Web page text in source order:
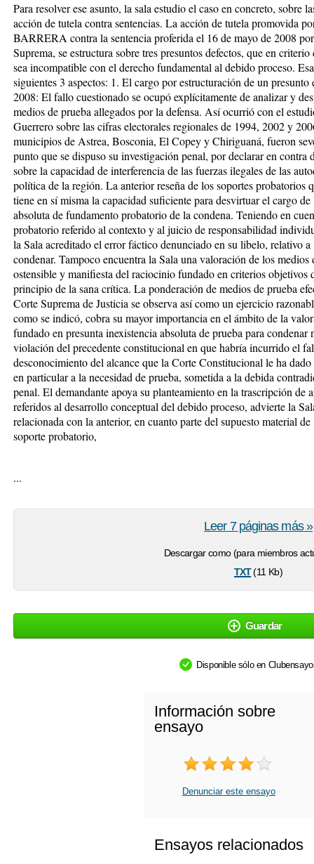
Para resolver ese asunto, la sala estudio el caso en concreto, sobre
acción de tutela contra sentencias. La acción de tutela
BARRERA contra la sentencia proferida el 16 de mayo de 2008
Suprema, se estructura sobre tres presuntos defectos, que en
sea incompatible con el derecho fundamental al debido proceso.
siguientes 3 aspectos: 1. El cargo por estructuración de un
2008: El fallo cuestionado se ocupó explícitamente de analizar y
medios de prueba allegados por la defensa. Así ocurrió con el
Guerrero sobre las cifras electorales regionales de 1994, 2002 y
municipios de Astrea, Bosconia, El Copey y Chiriguaná, fueron
punto que se dispuso su investigación penal, por declarar en contra
sobre la capacidad de interferencia de las fuerzas ilegales de las
política de la región. La anterior reseña de los soportes probatorios
tiene en sí misma la capacidad suficiente para desvirtuar el cargo
absoluta de fundamento probatorio de la condena. Teniendo en
probatorio referido al contexto y al juicio de responsabilidad
la Sala acreditado el error fáctico denunciado en su libelo, relativo
condenar. Tampoco encuentra la Sala una valoración de los medios
ostensible y manifiesta del raciocinio fundado en criterios objetivos
principio de la sana crítica. La ponderación de medios de prueba
Corte Suprema de Justicia se observa así como un ejercicio
como se indicó, cobra su mayor importancia en el ámbito de la
fundado en presunta inexistencia absoluta de prueba para
violación del precedente constitucional en que habría incurrido el
desconocimiento del alcance que la Corte Constitucional le ha
en particular a la necesidad de prueba, sometida a la debida
penal. El demandante apoya su planteamiento en la trascripción de
referidos al desarrollo conceptual del debido proceso, advierte la
relacionada con la anterior, en cuanto parte del supuesto material
soporte probatorio,
...
Descargar como (para miembros
txt(11 Kb)
Leer 7 páginas más »
Guardar
Disponible sólo en
Información sobre
ensayo
Denunciar este ensayo
Ensayos relacionados